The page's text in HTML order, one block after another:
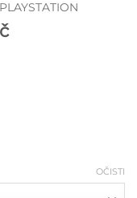
PLAYSTATION
OČISTI